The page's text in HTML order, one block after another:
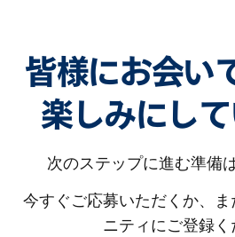
皆様にお会い
楽しみにして
次のステップに進む準備
今すぐご応募いただくか、
ニティにご登録く